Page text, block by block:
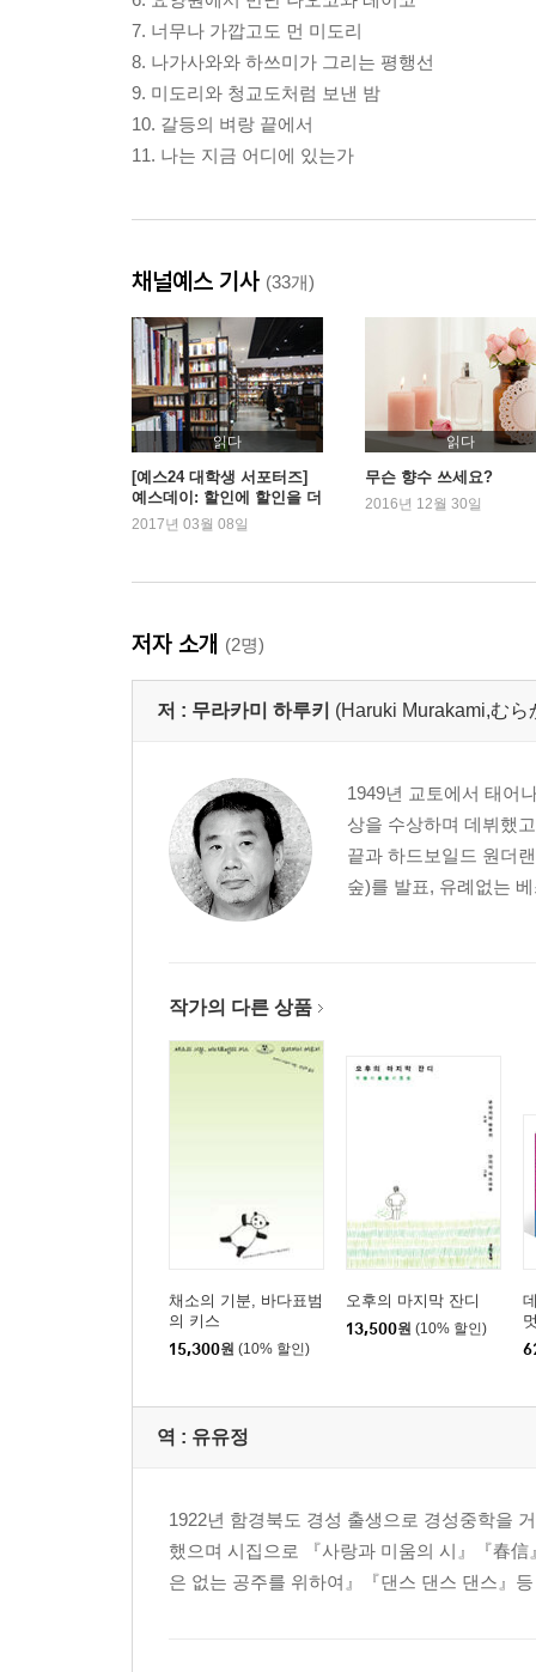
7. 너무나 가깝고도 먼 미도리
8. 나가사와와 하쓰미가 그리는 평행선
9. 미도리와 청교도처럼 보낸 밤
10. 갈등의 벼랑 끝에서
11. 나는 지금 어디에 있는가
채널예스 기사 (33개)
읽다
[예스24 대학생 서포터즈]
예스데이: 할인에 할인을 더
하다
2017년 03월 08일
읽다
무슨 향수 쓰세요?
2016년 12월 30일
저자 소개 (2명)
저 : 무라카미 하루키 (Haruki Murakami,む
1949년 교토에서 태어
상을 수상하며 데뷔했
끝과 하드보일드 원더
숲)를 발표, 유례없는
작가의 다른 상품
채소의 기분, 바다표범
의 키스
15,300원 (10% 할인)
오후의 마지막 잔디
13,500원 (10% 할인)
역 : 유유정
1922년 함경북도 경성 출생으로 경성중학을
했으며 시집으로 『사랑과 미움의 시』『春
은 없는 공주를 위하여』『댄스 댄스 댄스』